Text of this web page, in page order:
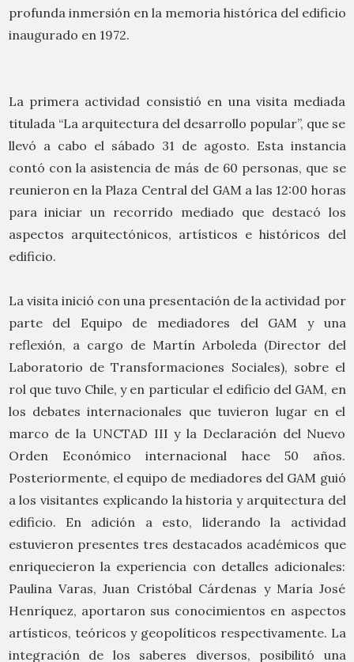
profunda inmersión en la memoria histórica del edificio
inaugurado en 1972.
La primera actividad consistió en una visita mediada
titulada “La arquitectura del desarrollo popular”, que se
llevó a cabo el sábado 31 de agosto. Esta instancia
contó con la asistencia de más de 60 personas, que se
reunieron en la Plaza Central del GAM a las 12:00 horas
para iniciar un recorrido mediado que destacó los
aspectos arquitectónicos, artísticos e históricos del
edificio.
La visita inició con una presentación de la actividad por
parte del Equipo de mediadores del GAM y una
reflexión, a cargo de Martín Arboleda (Director del
Laboratorio de Transformaciones Sociales), sobre el
rol que tuvo Chile, y en particular el edificio del GAM, en
los debates internacionales que tuvieron lugar en el
marco de la UNCTAD III y la Declaración del Nuevo
Orden Económico internacional hace 50 años.
Posteriormente, el equipo de mediadores del GAM guió
a los visitantes explicando la historia y arquitectura del
edificio. En adición a esto, liderando la actividad
estuvieron presentes tres destacados académicos que
enriquecieron la experiencia con detalles adicionales:
Paulina Varas, Juan Cristóbal Cárdenas y María José
Henríquez, aportaron sus conocimientos en aspectos
artísticos, teóricos y geopolíticos respectivamente. La
integración de los saberes diversos, posibilitó una